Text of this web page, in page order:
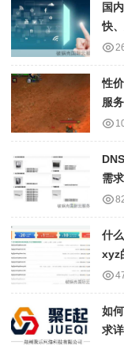
国
快
性
服
需
什
xyz
如
求